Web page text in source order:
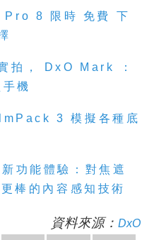
8 限時 免費 下
拍， DxO Mark ：
機
3 模擬各種底
功能體驗：對焦遮
棒的內容感知技術
資料來源： DxO